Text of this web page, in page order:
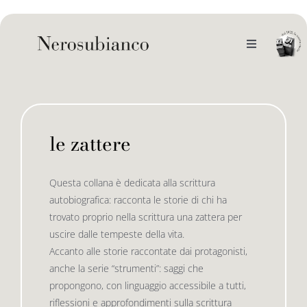
to
Toggle
il catalogo
le bandiere le bandiere in verticale
le drizze
e-book
le zattere
Questa collana è dedicata alla scrittura
autobiografica: racconta le storie di chi ha
trovato proprio nella scrittura una zattera per
uscire dalle tempeste della vita.
Accanto alle storie raccontate dai protagonisti,
anche la serie “strumenti”: saggi che
propongono, con linguaggio accessibile a tutti,
riflessioni e approfondimenti sulla scrittura